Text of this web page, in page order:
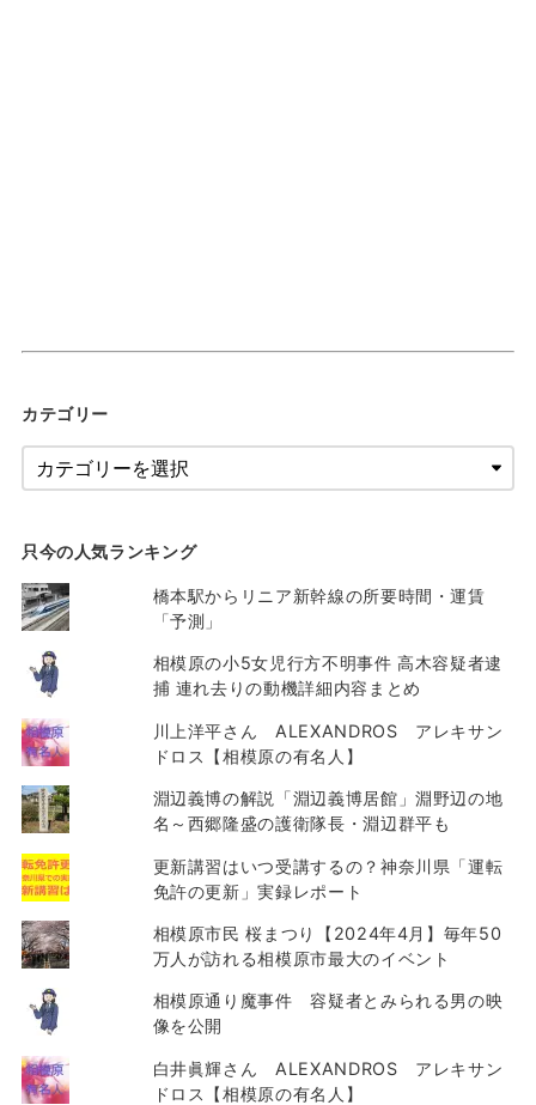
カテゴリー
只今の人気ランキング
橋本駅からリニア新幹線の所要時間・運賃
「予測」
相模原の小5女児行方不明事件 高木容疑者逮
捕 連れ去りの動機詳細内容まとめ
川上洋平さん ALEXANDROS アレキサン
ドロス【相模原の有名人】
淵辺義博の解説「淵辺義博居館」淵野辺の地
名～西郷隆盛の護衛隊長・淵辺群平も
更新講習はいつ受講するの？神奈川県「運転
免許の更新」実録レポート
相模原市民 桜まつり【2024年4月】毎年50
万人が訪れる相模原市最大のイベント
相模原通り魔事件 容疑者とみられる男の映
像を公開
白井眞輝さん ALEXANDROS アレキサン
ドロス【相模原の有名人】